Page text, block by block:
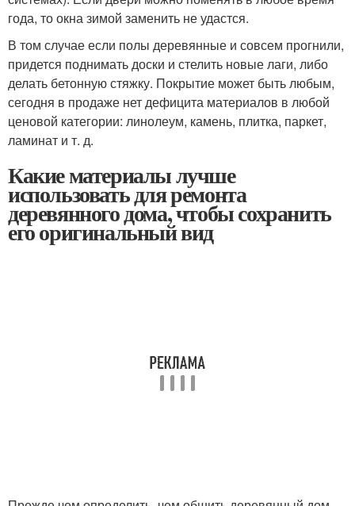
года, то окна зимой заменить не удастся.
В том случае если полы деревянные и совсем прогнили,
придется поднимать доски и стелить новые лаги, либо
делать бетонную стяжку. Покрытие может быть любым,
сегодня в продаже нет дефицита материалов в любой
ценовой категории: линолеум, камень, плитка, паркет,
ламинат и т. д.
Какие материалы лучше
использовать для ремонта
деревянного дома, чтобы сохранить
его оригинальный вид